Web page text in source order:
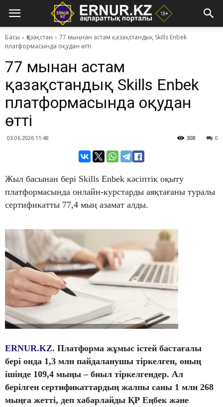
Басы Қазақстан
77 мыңнан астам қазақстандық Skills Enbek
платформасында оқудан өтті
77 мыңнан астам
қазақстандық Skills Enbek
платформасында оқудан
өтті
03.06.2026 11:48 0
308
Жыл басынан бері Skills Enbek кәсіптік оқыту
платформасында онлайн-курстарды аяқтағаны туралы
сертификатты 77,4 мың азамат алды.
ERNUR.KZ. Платформа жұмыс істей бастағалы
бері онда 1,3 млн пайдаланушы тіркелген, оның
ішінде 109,4 мыңы – биыл тіркелгендер. Ал
берілген сертификаттардың жалпы саны 1 млн 268
мыңға жетті, деп хабарлайды ҚР Еңбек және